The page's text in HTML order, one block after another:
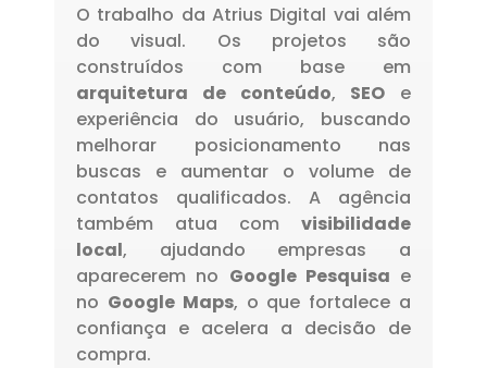
O trabalho da Atrius Digital vai além
do visual. Os projetos são
construídos com base em
arquitetura de conteúdo, SEO e
experiência do usuário, buscando
melhorar posicionamento nas
buscas e aumentar o volume de
contatos qualificados. A agência
também atua com visibilidade
local, ajudando empresas a
aparecerem no Google Pesquisa e
no Google Maps, o que fortalece a
confiança e acelera a decisão de
compra.